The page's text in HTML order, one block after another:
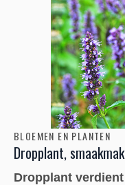
BLOEMEN EN PLANTEN
Dropplant,
Dropplant